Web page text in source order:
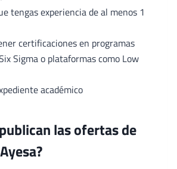
tengas experiencia de al menos 1
certificaciones en programas
Sigma o plataformas como Low
académico
las ofertas de